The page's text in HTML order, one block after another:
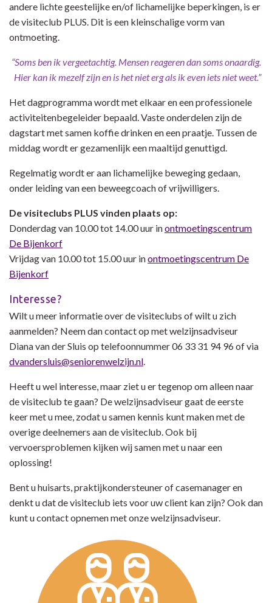
andere lichte geestelijke en/of lichamelijke beperkingen, is er
de visiteclub PLUS. Dit is een kleinschalige vorm van
ontmoeting.
“Soms ben ik vergeetachtig. Mensen reageren dan soms onaardig.
Hier kan ik mezelf zijn en is het niet erg als ik even iets niet weet.”
Het dagprogramma wordt met elkaar en een professionele
activiteitenbegeleider bepaald. Vaste onderdelen zijn de
dagstart met samen koffie drinken en een praatje. Tussen de
middag wordt er gezamenlijk een maaltijd genuttigd.
Regelmatig wordt er aan lichamelijke beweging gedaan,
onder leiding van een beweegcoach of vrijwilligers.
De visiteclubs PLUS vinden plaats op:
Donderdag van 10.00 tot 14.00 uur inontmoetingscentrum
De Bijenkorf
Vrijdag van 10.00 tot 15.00 uur inontmoetingscentrum De
Bijenkorf
Interesse?
Wilt u meer informatie over de visiteclubs of wilt u zich
aanmelden? Neem dan contact op met welzijnsadviseur
Diana van der Sluis op telefoonnummer 06 33 31 94 96 of via
dvandersluis@seniorenwelzijn.nl.
Heeft u wel interesse, maar ziet u er tegenop om alleen naar
de visiteclub te gaan? De welzijnsadviseur gaat de eerste
keer met u mee, zodat u samen kennis kunt maken met de
overige deelnemers aan de visiteclub. Ook bij
vervoersproblemen kijken wij samen met u naar een
oplossing!
Bent u huisarts, praktijkondersteuner of casemanager en
denkt u dat de visiteclub iets voor uw client kan zijn? Ook dan
kunt u contact opnemen met onze welzijnsadviseur.